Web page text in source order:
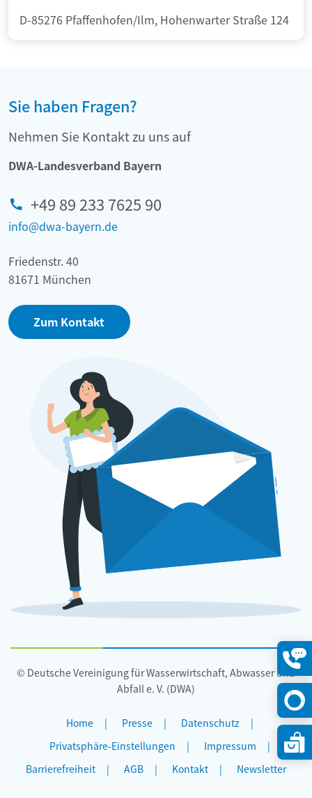
D-85276 Pfaffenhofen/Ilm, Hohenwarter Straße 124
Sie haben Fragen?
Nehmen Sie Kontakt zu uns auf
DWA-Landesverband Bayern
+49 89 233 7625 90
info@dwa-bayern.de
Friedenstr. 40
81671 München
Zum Kontakt
© Deutsche Vereinigung für Wasserwirtschaft, Abwasser und
Abfall e. V. (DWA)
Home Presse
Datenschutz
Privatsphäre-Einstellungen
Impressum
Barrierefreiheit
AGB Kontakt Newsletter